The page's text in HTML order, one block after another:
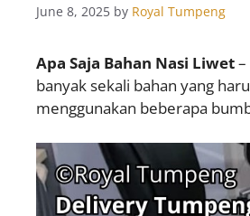
June 8, 2025 by Royal Tumpeng
Apa Saja Bahan Nasi Liwet
banyak sekali bahan yang
menggunakan beberapa